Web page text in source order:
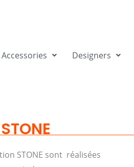
Designers
STONE sont réalisées